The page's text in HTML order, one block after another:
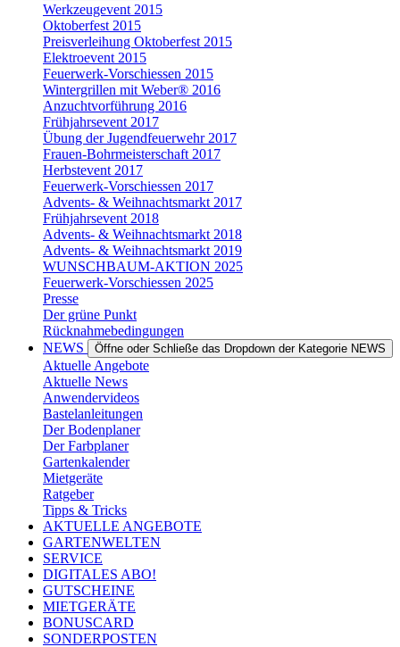
Werkzeugevent 2015
Oktoberfest 2015
Preisverleihung Oktoberfest 2015
Elektroevent 2015
Feuerwerk-Vorschiessen 2015
Wintergrillen mit Weber® 2016
Anzuchtvorführung 2016
Frühjahrsevent 2017
Übung der Jugendfeuerwehr 2017
Frauen-Bohrmeisterschaft 2017
Herbstevent 2017
Feuerwerk-Vorschiessen 2017
Advents- & Weihnachtsmarkt 2017
Frühjahrsevent 2018
Advents- & Weihnachtsmarkt 2018
Advents- & Weihnachtsmarkt 2019
WUNSCHBAUM-AKTION 2025
Feuerwerk-Vorschiessen 2025
Presse
Der grüne Punkt
Rücknahmebedingungen
NEWS
Öffne oder Schließe das Dropdown der Kategorie NEWS
Aktuelle Angebote
Aktuelle News
Anwendervideos
Bastelanleitungen
Der Bodenplaner
Der Farbplaner
Gartenkalender
Mietgeräte
Ratgeber
Tipps & Tricks
AKTUELLE ANGEBOTE
GARTENWELTEN
SERVICE
DIGITALES ABO!
GUTSCHEINE
MIETGERÄTE
BONUSCARD
SONDERPOSTEN